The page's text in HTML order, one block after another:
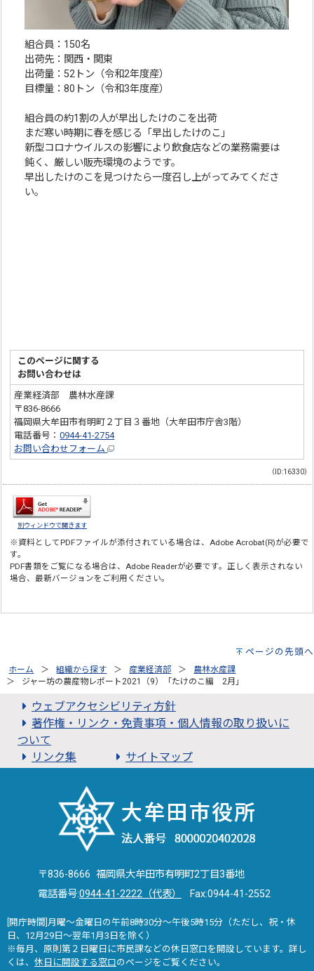
組合員：150名
出荷先：関西・関東
出荷量：52トン（令和2年度産）
目標量：80トン（令和3年度産）
組合員の約1割の人が早出したけのこを出荷
まだ寒い時期に春を感じる「早出したけのこ」
新型コロナウイルスの影響により飲食店などの業務需要は
鈍く、厳しい販売環境のようです。
早出したけのこを見つけたら一度召し上がってみてくださ
い。
このページに関する
お問い合わせは
産業経済部 農林水産課
〒836-8666
福岡県大牟田市有明町２丁目３番地（大牟田市庁舎3階）
電話番号：0944-41-2754
お問い合わせフォーム
（ID:16330）
別ウィンドウで開きます
※資料としてPDFファイルが添付されている場合は、Adobe Acrobat(R)が必要で
す。
PDF書類をご覧になる場合は、Adobe Readerが必要です。正しく表示されない
場合、最新バージョンをご利用ください。
ページの先頭へ
ホーム 組織から探す 産業経済部
農林水産課
ジャー坊の農産物レポート2021（9）「たけのこ編 2月」
ウェブアクセシビリティ方針
著作権・リンク・免責事項・個人情報の取り扱いに
ついて
リンク集
サイトマップ
〒836-8666 福岡県大牟田市有明町2丁目3番地
電話番号:0944-41-2222（代表） Fax:0944-41-2552
[開庁時間]月曜～金曜日の午前8時30分～午後5時15分（ただし、祝・休
日、12月29日～翌年1月3日を除く）
※毎月、原則第２日曜日に市民課などの休日窓口を開設しています。詳し
くは、 休日に開設する窓口のページをご覧ください。